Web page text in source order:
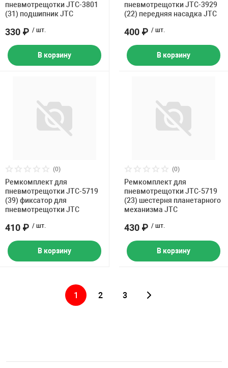
пневмотрещотки JTC-3801
(31) подшипник JTC
330 ₽ / шт.
В корзину
пневмотрещотки JTC-3929
(22) передняя насадка JTC
400 ₽ / шт.
В корзину
(0)
Ремкомплект для
пневмотрещотки JTC-5719
(39) фиксатор для
пневмотрещотки JTC
410 ₽ / шт.
В корзину
(0)
Ремкомплект для
пневмотрещотки JTC-5719
(23) шестерня планетарного
механизма JTC
430 ₽ / шт.
В корзину
1 2 3